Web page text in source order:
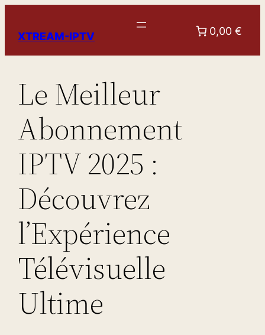
contenu
XTREAM-IPTV 0,00 €
Le Meilleur
Abonnement
IPTV 2025 :
Découvrez
l’Expérience
Télévisuelle
Ultime